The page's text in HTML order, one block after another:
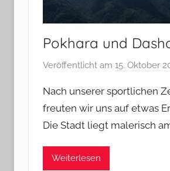
Pokhara und
Veröffentlicht am 15. Oktober
Nach unserer sportlichen
freuten wir uns auf etwas
Die Stadt liegt malerisch
Weiterlesen